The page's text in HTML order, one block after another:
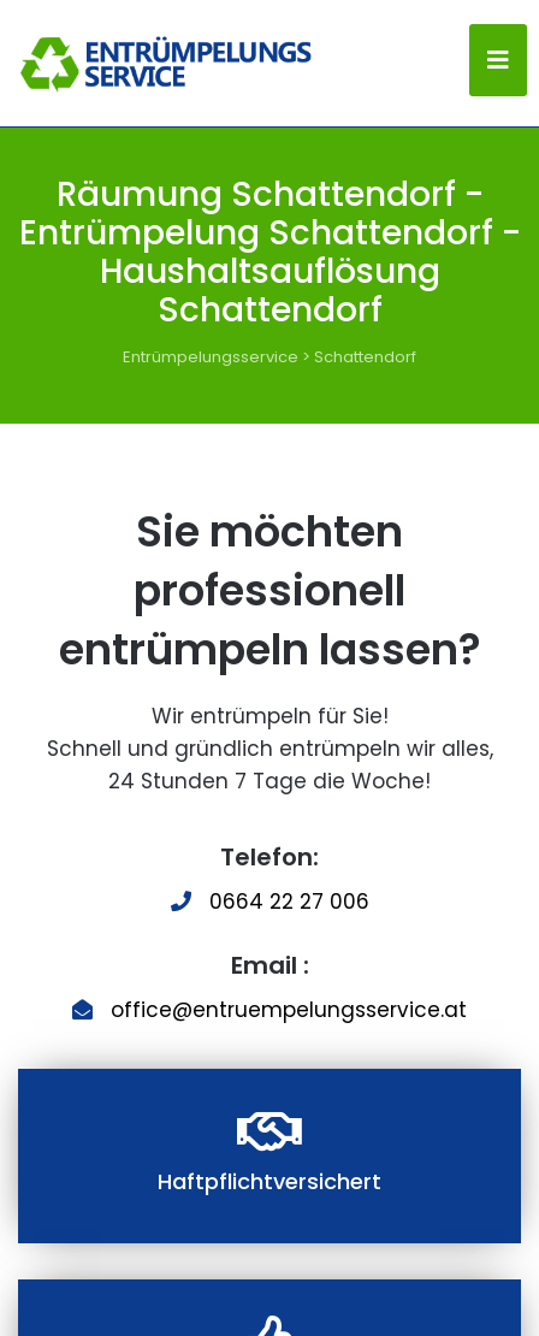
Räumung Schattendorf -
Entrümpelung Schattendorf -
Haushaltsauflösung
Schattendorf
Entrümpelungsservice > Schattendorf
Sie möchten
professionell
entrümpeln lassen?
Wir entrümpeln für Sie!
Schnell und gründlich entrümpeln wir alles,
24 Stunden 7 Tage die Woche!
Telefon:
0664 22 27 006
Email :
office@entruempelungsservice.at
Haftpflichtversichert